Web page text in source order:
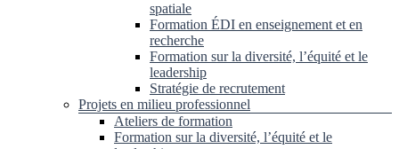
spatiale
Formation ÉDI en enseignement et en
recherche
Formation sur la diversité, l’équité et le
leadership
Stratégie de recrutement
Projets en milieu professionnel
Ateliers de formation
Formation sur la diversité, l’équité et le